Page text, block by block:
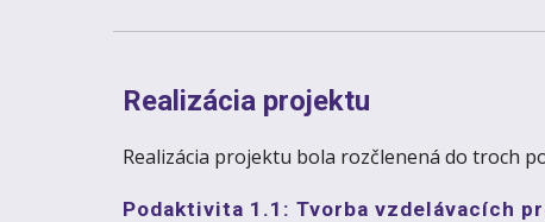
Realizácia projektu
Realizácia projektu bola rozčlenená do troch
Podaktivita 1.1: Tvorba vzdelávacích